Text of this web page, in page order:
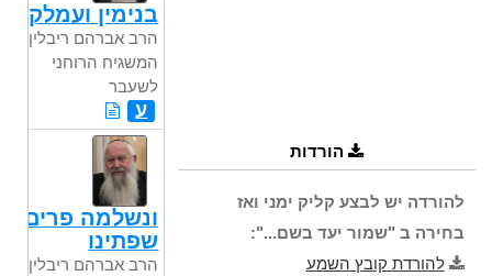
הורדות
להורדה יש לבצע קליק ימני ואז
בחירה ב "שמור יעד בשם...":
להורדת קובץ השמע
בנימין ועמלק
הרב אברהם ריבלין,
המשגיח הרוחני
לשעבר
ע
ונשלמה פרים
שפתינו
הרב אברהם ריבלין,